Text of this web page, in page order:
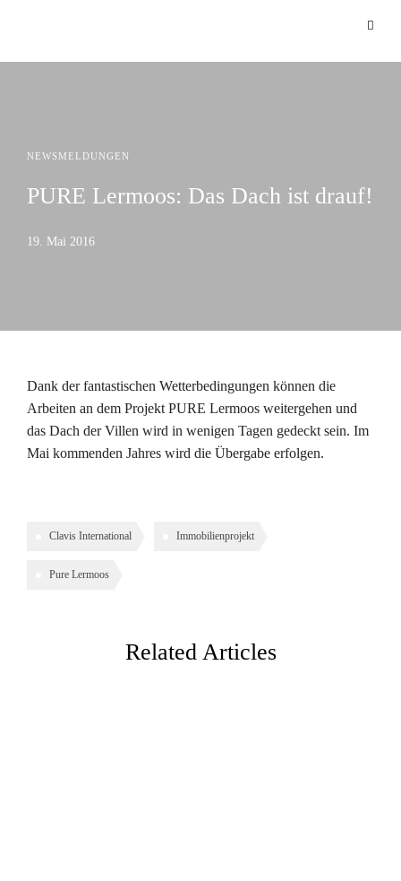
NEWSMELDUNGEN
PURE Lermoos: Das Dach ist drauf!
19. Mai 2016
Dank der fantastischen Wetterbedingungen können die
Arbeiten an dem Projekt PURE Lermoos weitergehen und
das Dach der Villen wird in wenigen Tagen gedeckt sein. Im
Mai kommenden Jahres wird die Übergabe erfolgen.
Clavis International Immobilienprojekt
Pure Lermoos
Related Articles